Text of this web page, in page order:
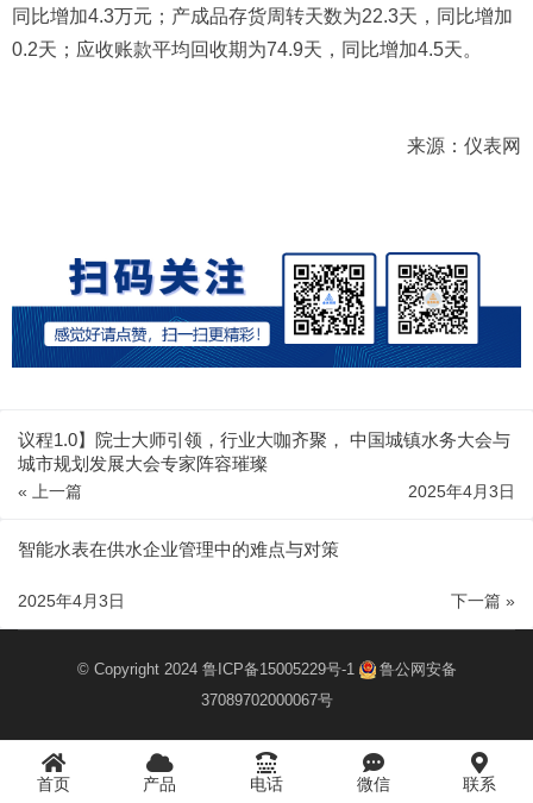
同比增加4.3万元；产成品存货周转天数为22.3天，同比增加
0.2天；应收账款平均回收期为74.9天，同比增加4.5天。
来源：仪表网
议程1.0】院士大师引领，行业大咖齐聚， 中国城镇水务大会与
城市规划发展大会专家阵容璀璨
« 上一篇 2025年4月3日
智能水表在供水企业管理中的难点与对策
下一篇 »
2025年4月3日
© Copyright 2024 鲁ICP备15005229号-1
鲁公网安备
37089702000067号
首页 产品 电话 微信 联系